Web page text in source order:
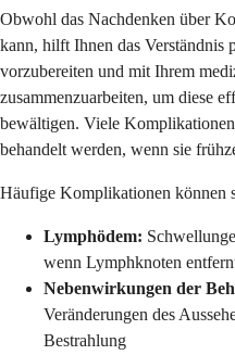
Obwohl das Nachdenken über
kann, hilft Ihnen das Verständnis
vorzubereiten und mit Ihrem
zusammenzuarbeiten, um diese
bewältigen. Viele
behandelt werden, wenn sie
Häufige Komplikationen können
Lymphödem:
wenn Lymphknoten
Nebenwirkungen der
Veränderungen des
Bestrahlung